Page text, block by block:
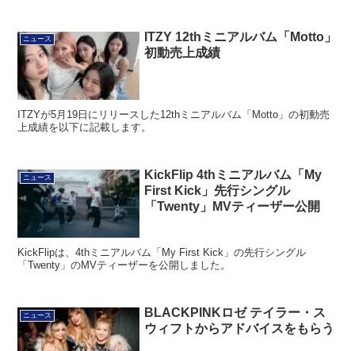
ニュース
ITZY 12thミニアルバム「Motto」
初動売上成績
ITZYが5月19日にリリースした12thミニアルバム「Motto」の初動売
上成績を以下に記載します。
ニュース
KickFlip 4thミニアルバム「My
First Kick」先行シングル
「Twenty」MVティーザー公開
KickFlipは、4thミニアルバム「My First Kick」の先行シングル
「Twenty」のMVティーザーを公開しました。
ニュース
BLACKPINKロゼ テイラー・ス
ウィフトからアドバイスをもらう